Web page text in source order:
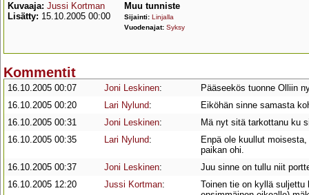
Kuvaaja: Jussi Kortman
Lisätty: 15.10.2005 00:00
Muu tunniste
Sijainti: Linjalla
Vuodenajat: Syksy
Kommentit
16.10.2005 00:07 Joni Leskinen:
Pääseekös tuonne Olliin
16.10.2005 00:20
Lari Nylund:
Eiköhän sinne samasta
16.10.2005 00:31
Joni Leskinen:
Mä nyt sitä tarkottanu ku
16.10.2005 00:35
Lari Nylund:
Enpä ole kuullut
paikan ohi.
16.10.2005 00:37
Joni Leskinen:
Juu sinne on tullu niit
16.10.2005 12:20
Jussi Kortman:
Toinen tie on kyllä